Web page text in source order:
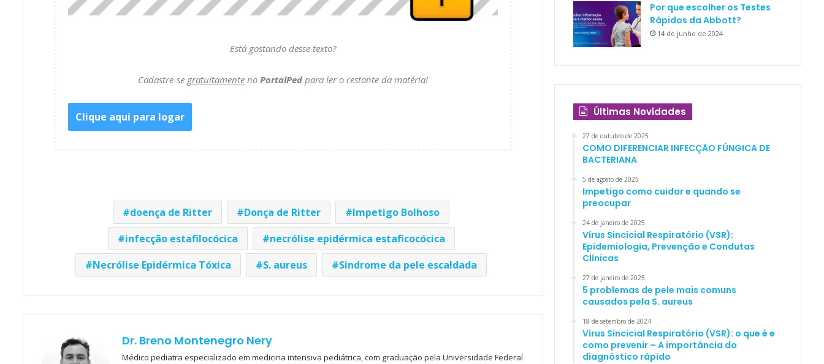
Está gostando desse texto?
Cadastre-se gratuitamenteno PortalPedpara ler o restante da matéria!
Clique aqui para logar
doença de Ritter Donça de Ritter
Impetigo Bolhoso
infecção estafilocócica
necrólise epidérmica estaficocócica
Necrólise Epidérmica Tóxica
S. aureus Sindrome da pele escaldada
Dr. Breno Montenegro Nery
Médico pediatra especializado em medicina intensiva pediátrica, com graduação pela Universidade Federal
Por que escolher os Testes
Rápidos da Abbott?
14 de junho de 2024
Últimas Novidades
27 de outubro de 2025
COMO DIFERENCIAR INFECÇÃO FÚNGICA DE
BACTERIANA
5 de agosto de 2025
Impetigo como cuidar e quando se
preocupar
24 de janeiro de 2025
Vírus Sincicial Respiratório (VSR):
Epidemiologia, Prevenção e Condutas
Clínicas
27 de janeiro de 2025
5 problemas de pele mais comuns
causados pela S. aureus
18 de setembro de 2024
Vírus Sincicial Respiratório (VSR): o que é e
como prevenir – A importância do
diagnóstico rápido